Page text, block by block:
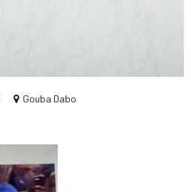
Gouba Dabo